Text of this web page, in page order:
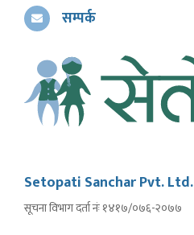
सम्पर्क
Setopati Sanchar Pvt. Ltd.
सूचना विभाग दर्ता नंः १४१७/०७६-२०७७